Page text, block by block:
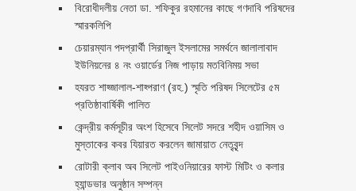
বিরোধীদলীয় নেতা ডা. শফিকুর রহমানের কাছে গণদাবি পরিষদের
স্মারকলিপি ‎
চেয়ারম্যান পদপ্রার্থী সিরাজুল ইসলামের সমর্থনে জালালাবাদ
ইউনিয়নের ৪ নং ওয়ার্ডের নিজ পাড়ায় মতবিনিময় সভা
হযরত শাহ্জালাল-শাহ্পরাণ (রহ.) স্মৃতি পরিষদ সিলেটের ৫ম
প্রতিষ্ঠাবার্ষিকী পালিত ‎​
কেন্দ্রীয় কর্মসূচীর অংশ হিসেবে সিলেট সদরে শহীদ ওয়াসিম ও
মুস্তাকের কবর যিয়ারত করলেন জামায়াত নেতৃবৃন্দ ‎
রোটারী ক্লাব অব সিলেট পাইওনিয়ারের ফাস্ট মিটিং ও কলার
হ্যান্ডভার অনুষ্ঠান সম্পন্ন